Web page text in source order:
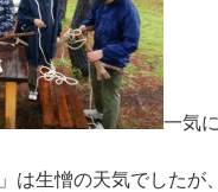
一気
は生憎の天気でしたが